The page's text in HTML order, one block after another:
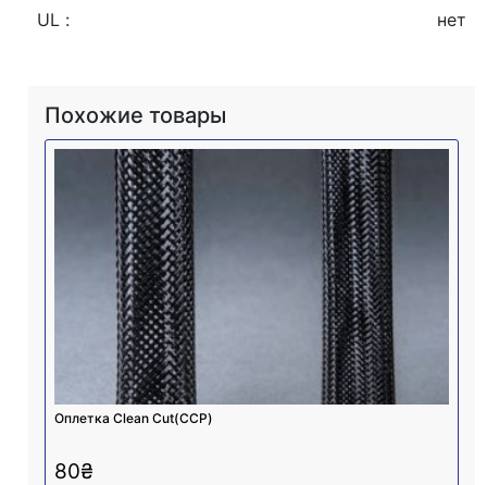
UL : нет
Похожие товары
Оплетка Clean Cut(CCP)
80₴